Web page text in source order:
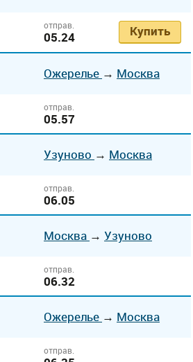
отправ.
05.24 Купить
Ожерелье → Москва
отправ.
05.57
Узуново → Москва
отправ.
06.05
Москва → Узуново
отправ.
06.32
Ожерелье → Москва
отправ.